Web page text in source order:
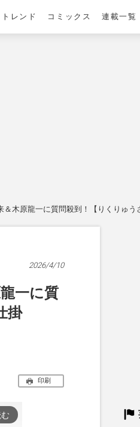
トレンド コミックス 連載一覧
＆木原龍一に質問殺到！【りくりゅう
2026/4/10
一に質
掛
印刷